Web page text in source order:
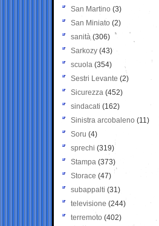
San Martino (3)
San Miniato (2)
sanità (306)
Sarkozy (43)
scuola (354)
Sestri Levante (2)
Sicurezza (452)
sindacati (162)
Sinistra arcobaleno (11)
Soru (4)
sprechi (319)
Stampa (373)
Storace (47)
subappalti (31)
televisione(244)
terremoto (402)